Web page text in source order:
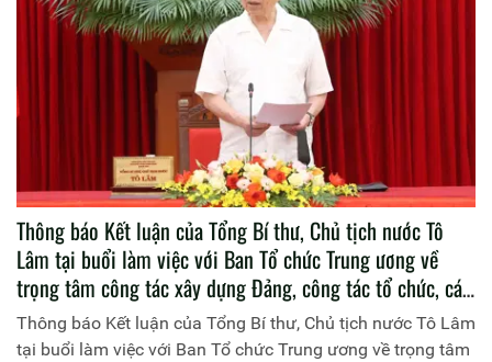
Thông báo Kết luận của Tổng Bí thư, Chủ tịch nước Tô
Lâm tại buổi làm việc với Ban Tổ chức Trung ương về
trọng tâm công tác xây dựng Đảng, công tác tổ chức, cán
bộ
Thông báo Kết luận của Tổng Bí thư, Chủ tịch nước Tô Lâm
tại buổi làm việc với Ban Tổ chức Trung ương về trọng tâm